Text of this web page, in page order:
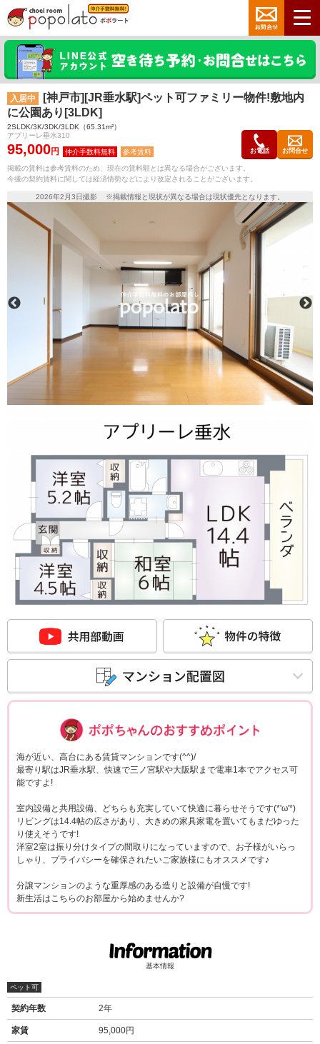
入居中
[神戸市][JR垂水駅]ペット可ファミリー物件!敷地内
に公園あり[3LDK]
2SLDK/3K/3DK/3LDK（65.31m²）
アプリーレ垂水310
95,000円 参考賃料 お電話 お問合せ
掲載の賃料は参考賃料のため、現在の賃料額とは異なる場合がございます。
今後の契約賃料に関しては経済情勢などにより改定されることがございます。
2026年2月3日撮影 ※掲載情報と現状が異なる場合は現状優先となります。
海が近い、高台にある賃貸マンションです(^^)/
最寄り駅はJR垂水駅、快速で三ノ宮駅や大阪駅まで電車1本でアクセス可
能ですよ!
室内設備と共用設備、どちらも充実していて快適に暮らせそうです(*'ω'*)
リビングは14.4帖の広さがあり、大きめの家具家電を置いてもまだゆった
り使えそうです!
洋室2室は振り分けタイプの間取りになっていますので、お子様がいらっ
しゃり、プライバシーを確保されたいご家族様にもオススメです♪
分譲マンションのような重厚感のある造りと設備が自慢です!
新生活はこちらのお部屋から始めませんか?
基本情報
ペット可
契約年数 2年
家賃 95,000円